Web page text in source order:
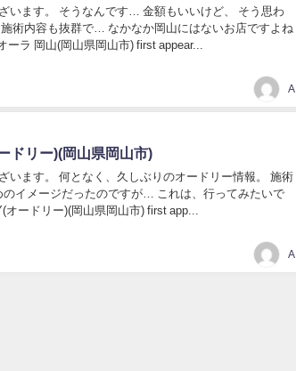
います。 そうなんです… 金額もいいけど、 そう思わ
術内容も抜群で… なかなか岡山にはないお店ですよね
ラ 岡山(岡山県岡山市) first appear...
A
ドリー)(岡山県岡山市)
います。 何となく、久しぶりのオードリー情報。 施術
イメージだったのですが… これは、行ってみたいで
ードリー)(岡山県岡山市) first app...
A